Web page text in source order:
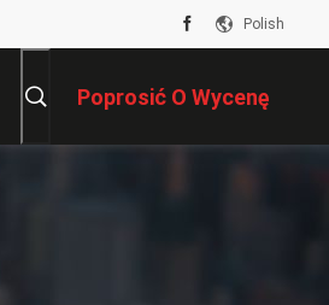
Polish
Poprosić O Wycenę